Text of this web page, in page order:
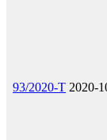
93/2020-T 2020-